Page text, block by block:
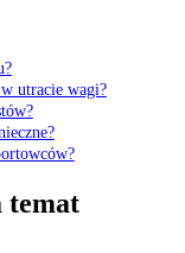
utracie wagi?
temat